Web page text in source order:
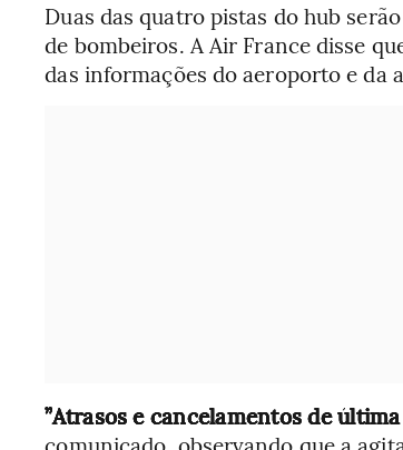
Duas das quatro pistas do hub
de bombeiros. A Air France disse
das informações do aeroporto e da
”Atrasos e cancelamentos de